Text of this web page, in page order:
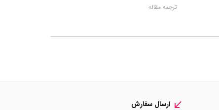
ترجمه مقاله
ارسال سفارش